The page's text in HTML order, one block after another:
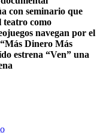
con seminario que
teatro como
navegan por el
Dinero Más
estrena “Ven” una